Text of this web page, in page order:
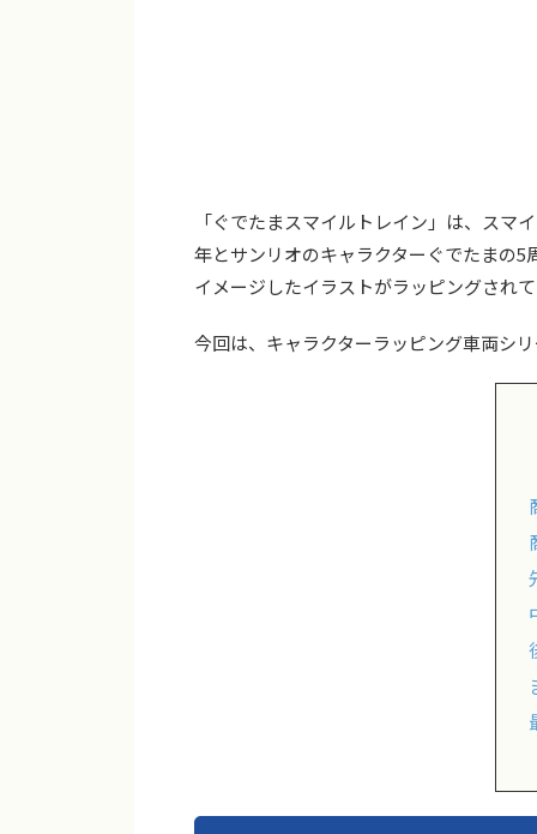
「ぐでたまスマイルトレイン」は、スマ
年とサンリオのキャラクターぐでたまの
イメージしたイラストがラッピングされ
今回は、キャラクターラッピング車両シ